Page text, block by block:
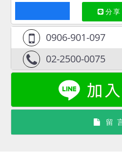
分享
0906-901-097
02-2500-0075
留